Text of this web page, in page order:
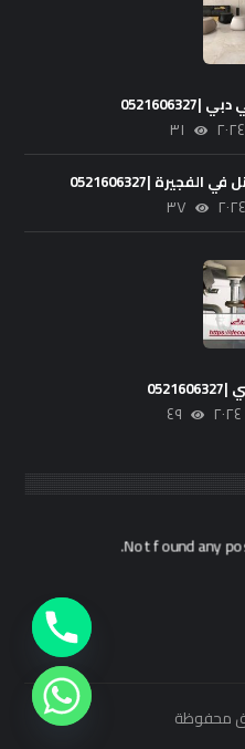
٣١
|0521606327
٣٧
٤٩
Not found any
محفوظة